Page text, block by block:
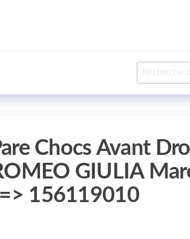
Chocs Avant
GIULIA
156119010